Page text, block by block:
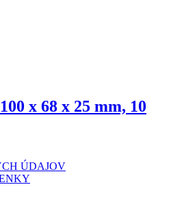
x 68 x 25 mm, 10
ÚDAJOV